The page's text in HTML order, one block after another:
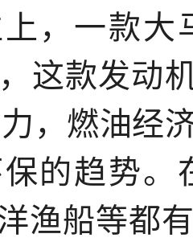
，一款
这款发动
，燃油经
的趋势
渔船等都